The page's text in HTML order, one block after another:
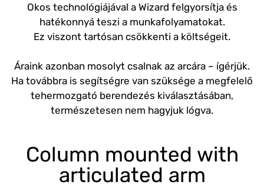
Okos technológiájával a Wizard felgyorsítja és
hatékonnyá teszi a munkafolyamatokat.
Ez viszont tartósan csökkenti a költségeit.
Áraink azonban mosolyt csalnak az arcára – ígérjük.
Ha továbbra is segítségre van szüksége a megfelelő
tehermozgató berendezés kiválasztásában,
természetesen nem hagyjuk lógva.
Column mounted with
articulated arm